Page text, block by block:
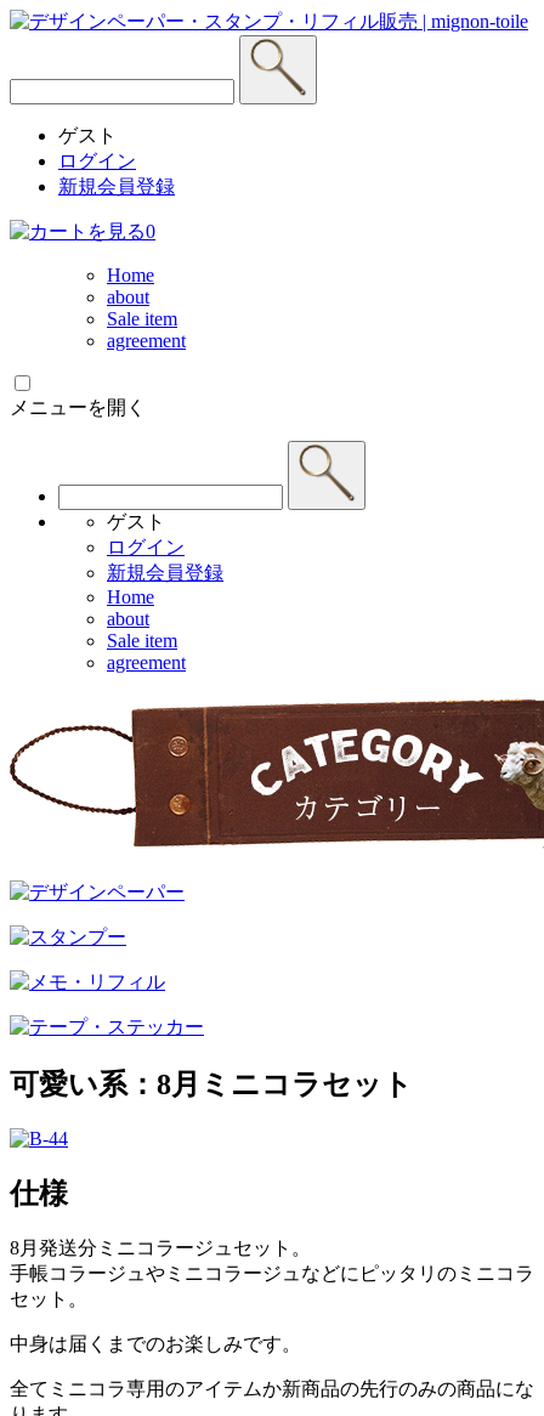
ゲスト
ログイン
新規会員登録
0
Home
about
Sale item
agreement
メニューを開く
ゲスト
ログイン
新規会員登録
Home
about
Sale item
agreement
可愛い系：8月ミニコラセット
仕様
8月発送分ミニコラージュセット。
手帳コラージュやミニコラージュなどにピッタリのミニコラ
セット。
中身は届くまでのお楽しみです。
全てミニコラ専用のアイテムか新商品の先行のみの商品にな